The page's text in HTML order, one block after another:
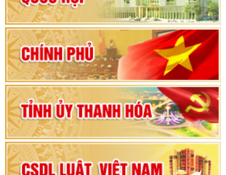
Hướng dẫn quy trình bỏ phiếu bầu cử ĐBQH
khoá XVI và đại biểu HĐND các cấp nhiệm kỳ
2026-2031
80 năm Quốc hội Việt Nam: vì lợi ích Nhân dân,
vì sự phát triển của đất nước
Bộ Chính trị duyệt nội dung Đại hội đại biểu
Đảng bộ tỉnh Thanh Hóa lần thứ XX, nhiệm kỳ
2025 - 2030
Đại hội đại biểu Đảng bộ xã Yên Thọ lần thứ I,
nhiệm kỳ 2025 – 2030
Đại hội Đảng bộ xã Yên Ninh lần thứ nhất,
nhiệm kỳ 2025 - 2030